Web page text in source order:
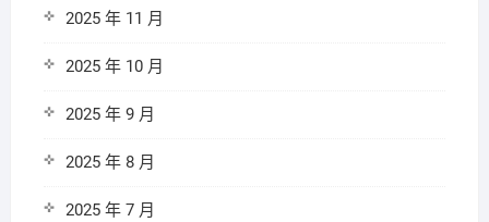
2025 年 11 月
2025 年 10 月
2025 年 9 月
2025 年 8 月
2025 年 7 月